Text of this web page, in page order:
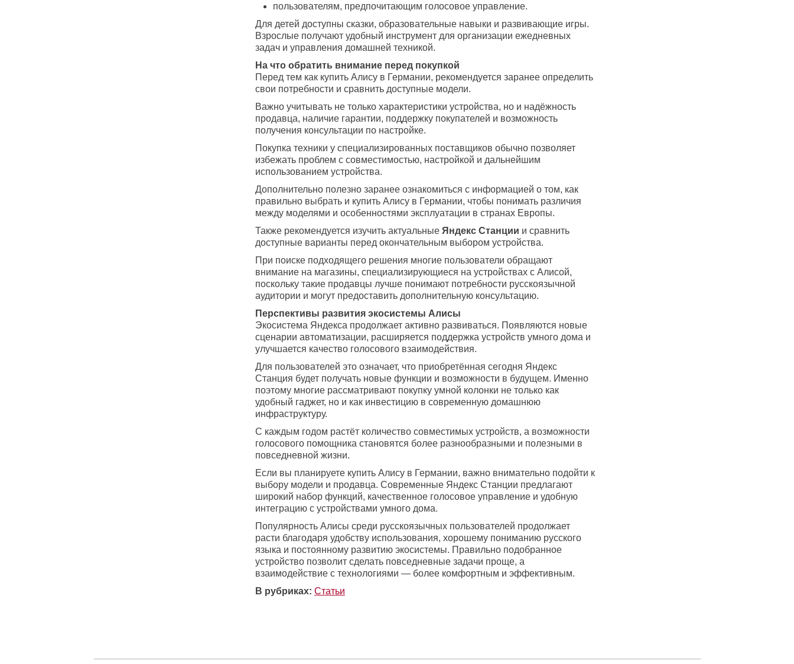
пользователям, предпочитающим голосовое управление.
Для детей доступны сказки, образовательные навыки и развивающие игры.
Взрослые получают удобный инструмент для организации ежедневных
задач и управления домашней техникой.
На что обратить внимание перед покупкой
Перед тем как купить Алису в Германии, рекомендуется заранее определить
свои потребности и сравнить доступные модели.
Важно учитывать не только характеристики устройства, но и надёжность
продавца, наличие гарантии, поддержку покупателей и возможность
получения консультации по настройке.
Покупка техники у специализированных поставщиков обычно позволяет
избежать проблем с совместимостью, настройкой и дальнейшим
использованием устройства.
Дополнительно полезно заранее ознакомиться с информацией о том, как
правильно выбрать и купить Алису в Германии, чтобы понимать различия
между моделями и особенностями эксплуатации в странах Европы.
Также рекомендуется изучить актуальные Яндекс Станции и сравнить
доступные варианты перед окончательным выбором устройства.
При поиске подходящего решения многие пользователи обращают
внимание на магазины, специализирующиеся на устройствах с Алисой,
поскольку такие продавцы лучше понимают потребности русскоязычной
аудитории и могут предоставить дополнительную консультацию.
Перспективы развития экосистемы Алисы
Экосистема Яндекса продолжает активно развиваться. Появляются новые
сценарии автоматизации, расширяется поддержка устройств умного дома и
улучшается качество голосового взаимодействия.
Для пользователей это означает, что приобретённая сегодня Яндекс
Станция будет получать новые функции и возможности в будущем. Именно
поэтому многие рассматривают покупку умной колонки не только как
удобный гаджет, но и как инвестицию в современную домашнюю
инфраструктуру.
С каждым годом растёт количество совместимых устройств, а возможности
голосового помощника становятся более разнообразными и полезными в
повседневной жизни.
Если вы планируете купить Алису в Германии, важно внимательно подойти к
выбору модели и продавца. Современные Яндекс Станции предлагают
широкий набор функций, качественное голосовое управление и удобную
интеграцию с устройствами умного дома.
Популярность Алисы среди русскоязычных пользователей продолжает
расти благодаря удобству использования, хорошему пониманию русского
языка и постоянному развитию экосистемы. Правильно подобранное
устройство позволит сделать повседневные задачи проще, а
взаимодействие с технологиями — более комфортным и эффективным.
В рубриках: Статьи